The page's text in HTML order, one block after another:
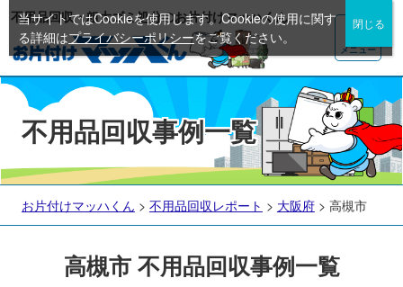
不用品回収・粗大ゴミ処分のお片付けマッハくん
メニュー
不用品回収事例一覧
お片付けマッハくん > 不用品回収レポート > 大阪府> 高槻市
高槻市 不用品回収事例一覧
当サイトではCookieを使用します。Cookieの使用に関す
る詳細はプライバシーポリシーをご覧ください。